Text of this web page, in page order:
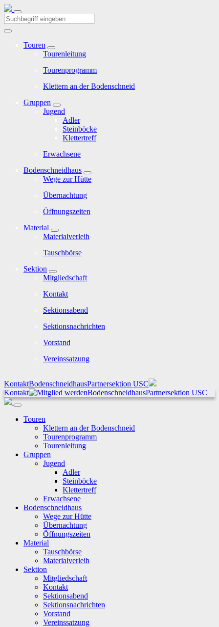
Touren
Tourenleitung
Tourenprogramm
Klettern an der Bodenschneid
Gruppen
Jugend
Adler
Steinböcke
Klettertreff
Erwachsene
Bodenschneidhaus
Wege zur Hütte
Übernachtung
Öffnungszeiten
Material
Materialverleih
Tauschbörse
Sektion
Mitgliedschaft
Kontakt
Sektionsabend
Sektionsnachrichten
Vorstand
Vereinssatzung
KontaktBodenschneidhausPartnersektion USC
Kontakt
BodenschneidhausPartnersektion USC
Touren
Klettern an der Bodenschneid
Tourenprogramm
Tourenleitung
Gruppen
Jugend
Adler
Steinböcke
Klettertreff
Erwachsene
Bodenschneidhaus
Wege zur Hütte
Übernachtung
Öffnungszeiten
Material
Tauschbörse
Materialverleih
Sektion
Mitgliedschaft
Kontakt
Sektionsabend
Sektionsnachrichten
Vorstand
Vereinssatzung